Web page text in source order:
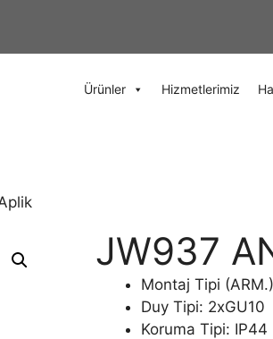
Ürünler Hizmetlerimiz
JW937
Montaj Tipi
Duy Tipi: 2xGU10
Koruma Tipi: IP44